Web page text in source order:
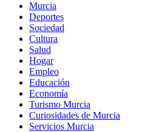
Murcia
Deportes
Sociedad
Cultura
Salud
Hogar
Empleo
Educación
Economía
Turismo Murcia
Curiosidades de Murcia
Servicios Murcia